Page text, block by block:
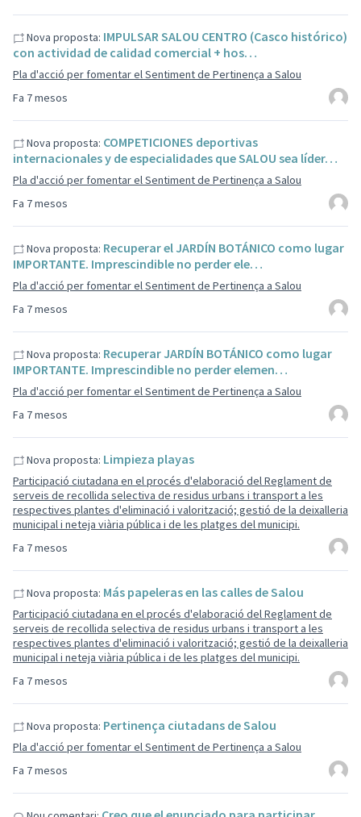
Fa 7 mesos
Nova proposta: IMPULSAR SALOU CENTRO (Casco histórico)
con actividad de calidad comercial + hos…
Pla d'acció per fomentar el Sentiment de Pertinença a Salou
Fa 7 mesos
Nova proposta: COMPETICIONES deportivas
internacionales y de especialidades que SALOU sea líder…
Pla d'acció per fomentar el Sentiment de Pertinença a Salou
Fa 7 mesos
Nova proposta: Recuperar el JARDÍN BOTÁNICO como lugar
IMPORTANTE. Imprescindible no perder ele…
Pla d'acció per fomentar el Sentiment de Pertinença a Salou
Fa 7 mesos
Nova proposta: Recuperar JARDÍN BOTÁNICO como lugar
IMPORTANTE. Imprescindible no perder elemen…
Pla d'acció per fomentar el Sentiment de Pertinença a Salou
Fa 7 mesos
Nova proposta: Limpieza playas
Participació ciutadana en el procés d'elaboració del Reglament de
serveis de recollida selectiva de residus urbans i transport a les
respectives plantes d'eliminació i valorització; gestió de la deixalleria
municipal i neteja viària pública i de les platges del municipi.
Fa 7 mesos
Nova proposta: Más papeleras en las calles de Salou
Participació ciutadana en el procés d'elaboració del Reglament de
serveis de recollida selectiva de residus urbans i transport a les
respectives plantes d'eliminació i valorització; gestió de la deixalleria
municipal i neteja viària pública i de les platges del municipi.
Fa 7 mesos
Nova proposta: Pertinença ciutadans de Salou
Pla d'acció per fomentar el Sentiment de Pertinença a Salou